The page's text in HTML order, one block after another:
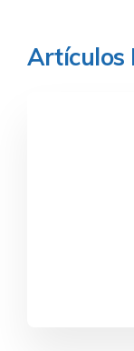
Artículos